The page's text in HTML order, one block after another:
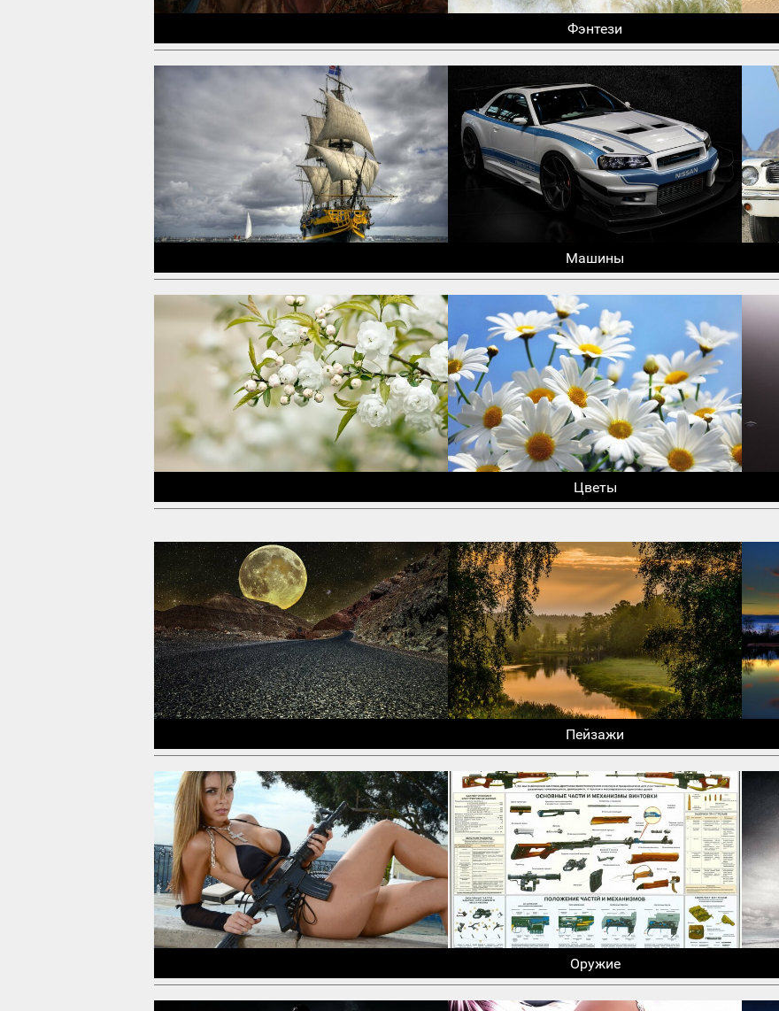
Фэнтези
Машины
Цветы
Пейзажи
Оружие